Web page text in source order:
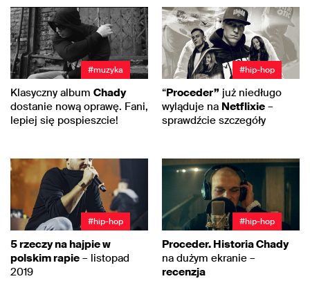
#muzyka
Klasyczny album Chady
dostanie nową oprawę. Fani,
lepiej się pospieszcie!
#hip-hop
“Proceder” już niedługo
wyląduje na Netflixie –
sprawdźcie szczegóły
#hip-hop
5 rzeczy na hajpie w
polskim rapie – listopad
2019
#hip-hop
Proceder. Historia Chady
na dużym ekranie –
recenzja